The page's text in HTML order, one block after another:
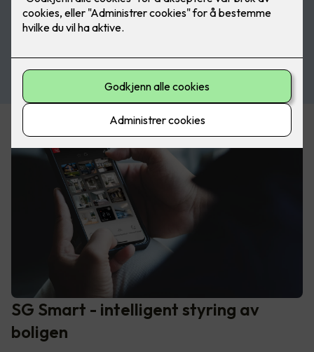
SG Smart - intelligent styring av
boligen